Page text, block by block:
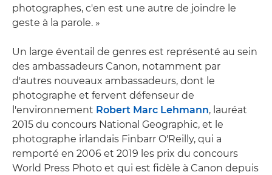
photographes, c'en est une autre de joindre le
geste à la parole. »
Un large éventail de genres est représenté au sein
des ambassadeurs Canon, notamment par
d'autres nouveaux ambassadeurs, dont le
photographe et fervent défenseur de
l'environnement Robert Marc Lehmann, lauréat
2015 du concours National Geographic, et le
photographe irlandais Finbarr O'Reilly, qui a
remporté en 2006 et 2019 les prix du concours
World Press Photo et qui est fidèle à Canon depuis